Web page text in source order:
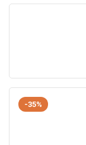
-35%